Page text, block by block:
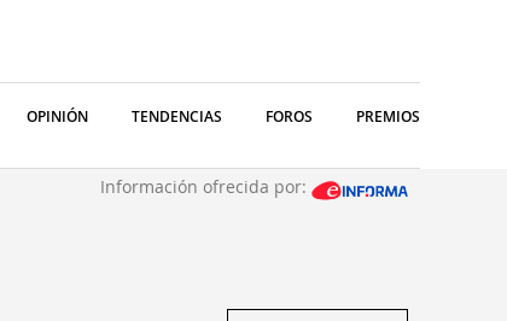
OPINIÓN TENDENCIAS FOROS PREMIOS
Información ofrecida por: